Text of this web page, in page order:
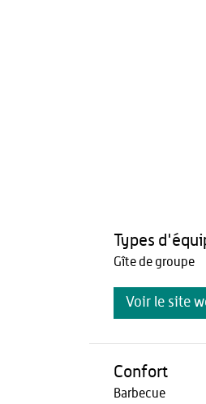
Types
Gîte de groupe
Voir le site
Confort
Barbecue